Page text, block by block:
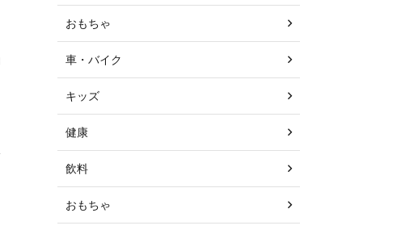
おもちゃ
車・バイク
キッズ
健康
飲料
おもちゃ